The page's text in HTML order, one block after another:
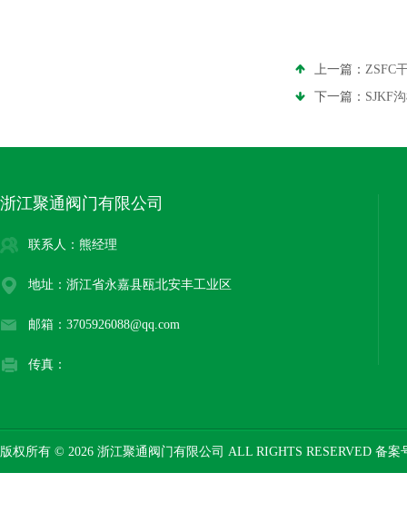
上一篇： ZSFC
下一篇： SJKF
浙江聚通阀门有限公司
联系人：熊经理
地址：浙江省永嘉县瓯北安丰工业区
邮箱：3705926088@qq.com
传真：
版权所有 © 2026 浙江聚通阀门有限公司 ALL RIGHTS RESERVED 备案